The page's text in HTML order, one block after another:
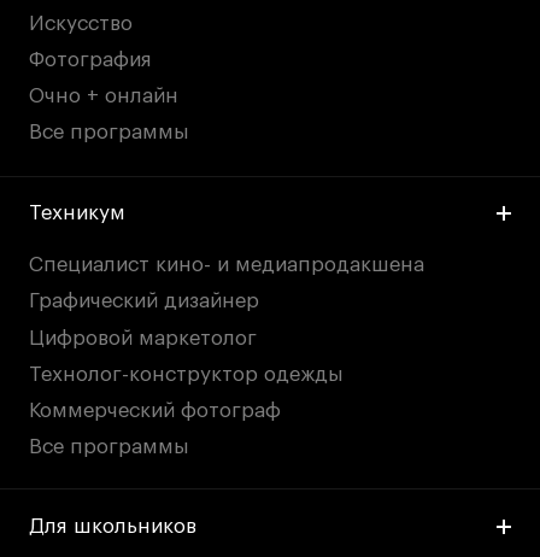
Искусство
Фотография
Очно + онлайн
Все программы
Техникум
Специалист кино- и медиапродакшена
Графический дизайнер
Цифровой маркетолог
Технолог-конструктор одежды
Коммерческий фотограф
Все программы
Для школьников